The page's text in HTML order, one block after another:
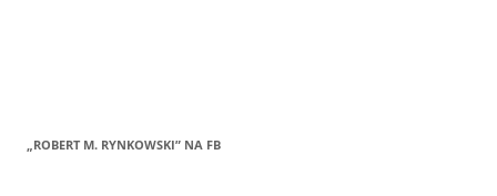
„ROBERT M. RYNKOWSKI” NA FB